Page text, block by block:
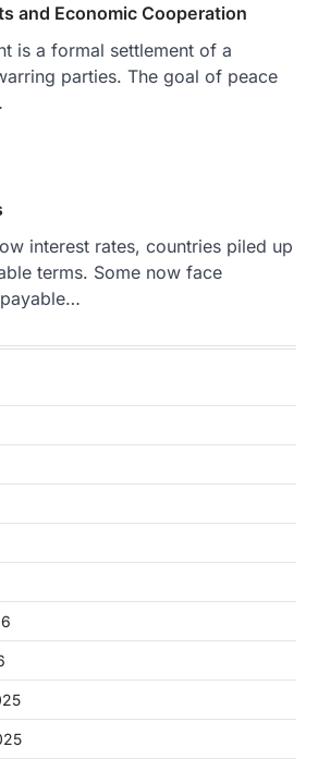
and Economic Cooperation
is a formal settlement of a
parties. The goal of peace
interest rates, countries piled up
terms. Some now face